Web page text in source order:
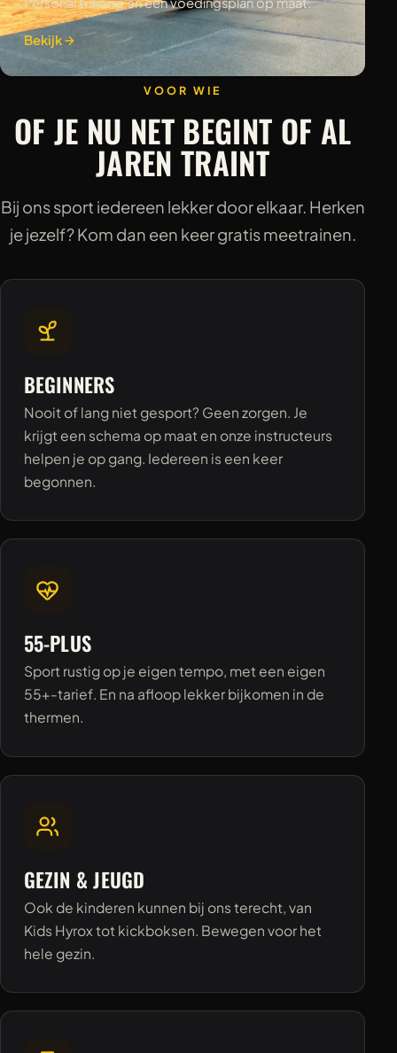
Bekijk
VOOR WIE
OF JE NU NET BEGINT OF AL
JAREN TRAINT
Bij ons sport iedereen lekker door elkaar. Herken
je jezelf? Kom dan een keer gratis meetrainen.
BEGINNERS
Nooit of lang niet gesport? Geen zorgen. Je
krijgt een schema op maat en onze instructeurs
helpen je op gang. Iedereen is een keer
begonnen.
55-PLUS
Sport rustig op je eigen tempo, met een eigen
55+-tarief. En na afloop lekker bijkomen in de
thermen.
GEZIN & JEUGD
Ook de kinderen kunnen bij ons terecht, van
Kids Hyrox tot kickboksen. Bewegen voor het
hele gezin.